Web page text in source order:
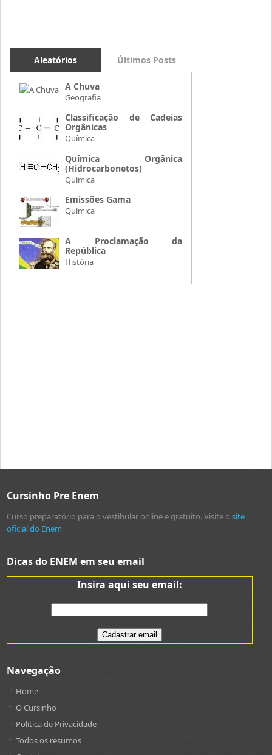
Aleatórios Últimos Posts
A Chuva
Geografia
Classificação de Cadeias
Orgânicas
Química
Química Orgânica
(Hidrocarbonetos)
Química
Emissões Gama
Química
A Proclamação da
República
História
Cursinho Pre Enem
Curso preparatório para o vestibular online e gratuito. Visite osite
oficial do Enem
Dicas do ENEM em seu email
Insira aqui seu email:
Navegação
Home
O Cursinho
Política de Privacidade
Todos os resumos